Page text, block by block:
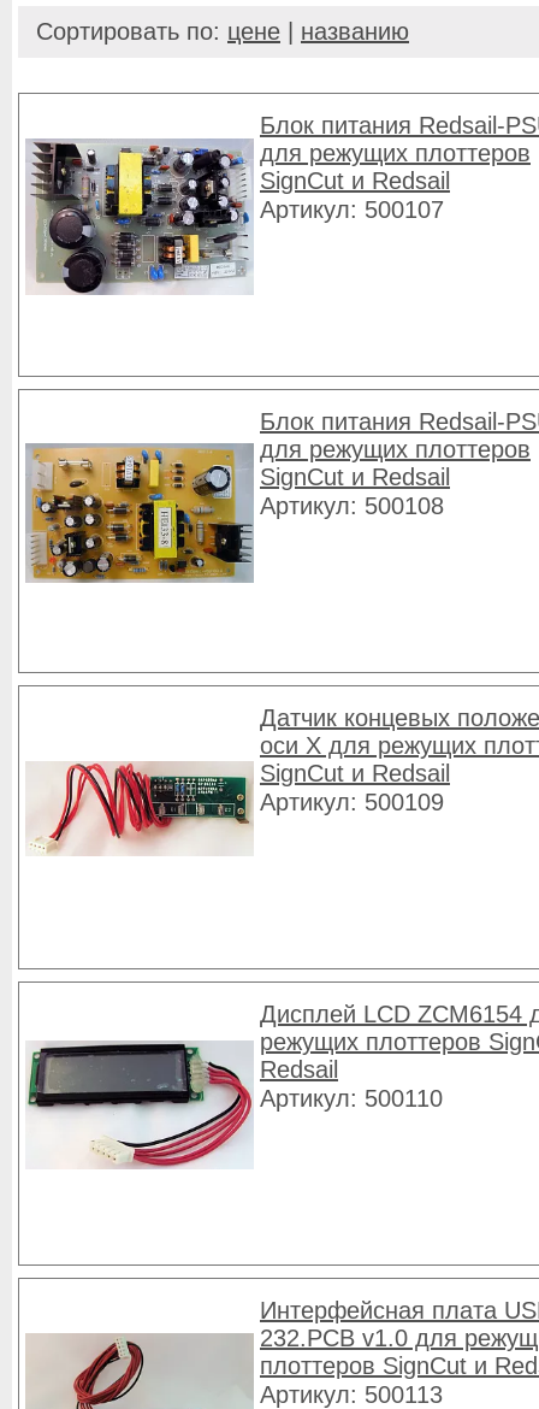
Сортировать по: цене | названию
Блок питания Redsail-
для режущих плоттеров
SignCut и Redsail
Артикул: 500107
Блок питания Redsail-
для режущих плоттеров
SignCut и Redsail
Артикул: 500108
Датчик концевых
оси Х для режущих
SignCut и Redsail
Артикул: 500109
Дисплей LCD ZCM6154
режущих плоттеров
Redsail
Артикул: 500110
Интерфейсная плата
232.PCB v1.0 для
плоттеров SignCut и
Артикул: 500113